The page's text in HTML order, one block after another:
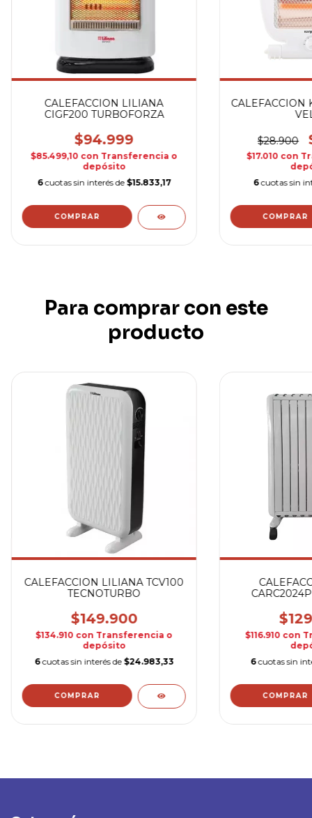
CALEFACCION LILIANA
CIGF200 TURBOFORZA
$94.999
$85.499,10 con Transferencia o
depósito
6 cuotas sin interés de $15.833,17
CALEFACCION
$28.900
$17.010 con
6 cuotas sin
Para comprar con este
producto
CALEFACCION LILIANA TCV100
TECNOTURBO
$149.900
$134.910 con Transferencia o
depósito
6 cuotas sin interés de $24.983,33
$116.910 con
6 cuotas sin